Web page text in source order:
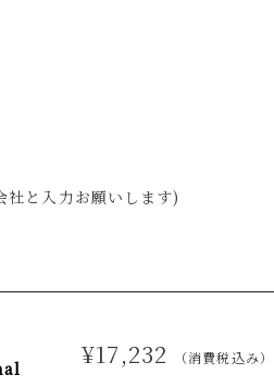
と入力お願いします)
¥17,232 （消費税込み）